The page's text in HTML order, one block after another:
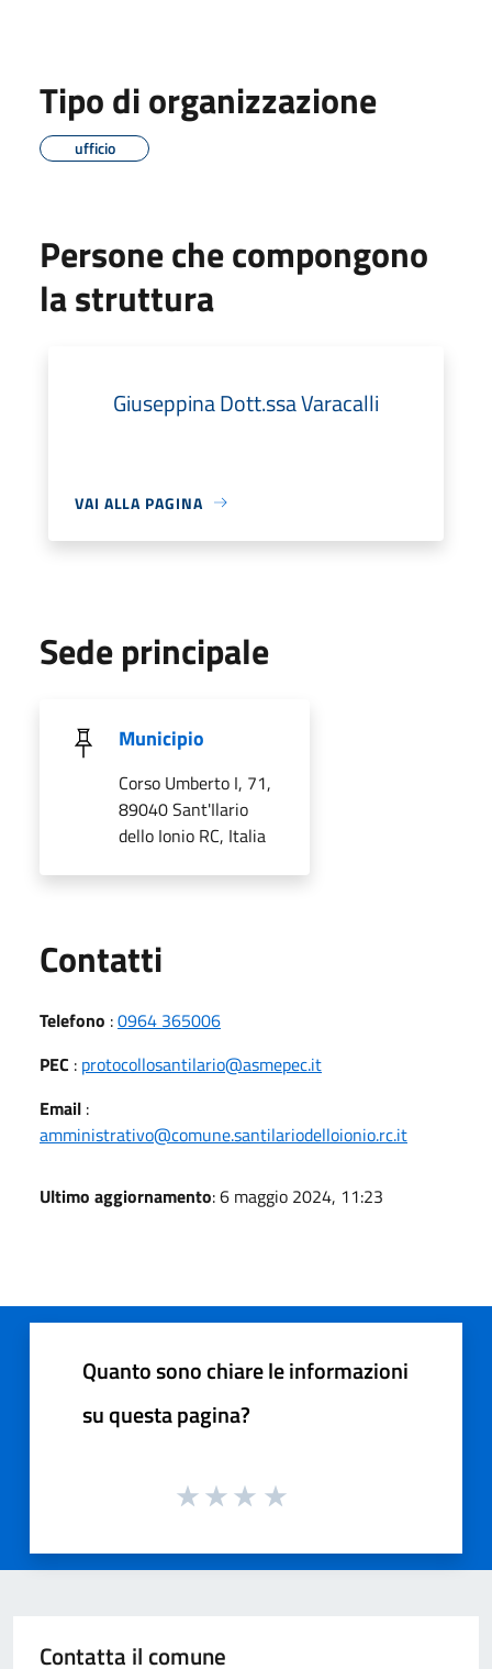
Tipo di organizzazione
ufficio
Persone che compongono
la struttura
Giuseppina Dott.ssa Varacalli
VAI ALLA PAGINA
Sede principale
Municipio
Corso Umberto I, 71,
89040 Sant'Ilario
dello Ionio RC, Italia
Contatti
Telefono :0964 365006
PEC : protocollosantilario@asmepec.it
Email :
amministrativo@comune.santilariodelloionio.rc.it
Ultimo aggiornamento: 6 maggio 2024, 11:23
Quanto sono chiare le informazioni
su questa pagina?
Contatta il comune